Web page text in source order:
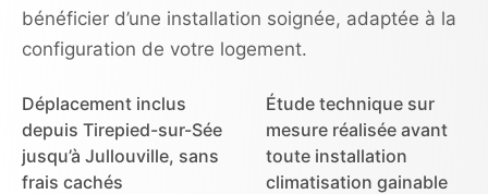
bénéficier d’une installation soignée, adaptée à la
configuration de votre logement.
Déplacement inclus
depuis Tirepied-sur-Sée
jusqu’à Jullouville, sans
frais cachés
Étude technique sur
mesure réalisée avant
toute installation
climatisation gainable